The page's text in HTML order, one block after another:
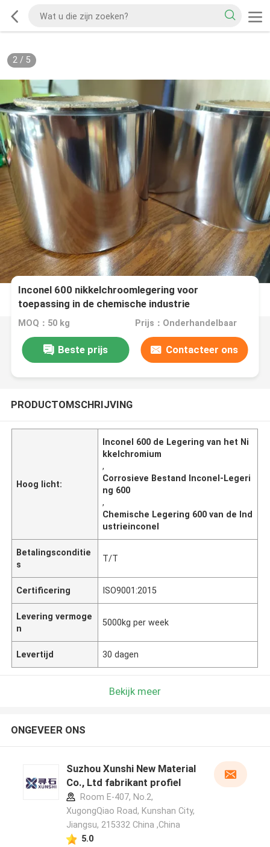
2/ 5
Inconel 600 nikkelchroomlegering voor
toepassing in de chemische industrie
MOQ：50 kg Prijs：Onderhandelbaar
Beste prijs Contacteer ons
PRODUCTOMSCHRIJVING
Hoog licht:
Inconel 600 de Legering van het Ni
kkelchromium
,
Corrosieve Bestand Inconel-Legeri
ng 600
,
Chemische Legering 600 van de Ind
ustrieinconel
Betalingsconditie
s
T/T
Certificering ISO9001:2015
Levering vermoge
n
5000kg per week
Levertijd 30 dagen
Bekijk meer
ONGEVEER ONS
Suzhou Xunshi New Material
Co., Ltd fabrikant profiel
Room E-407, No.2,
XugongQiao Road, Kunshan City,
Jiangsu, 215332 China ,China
5.0